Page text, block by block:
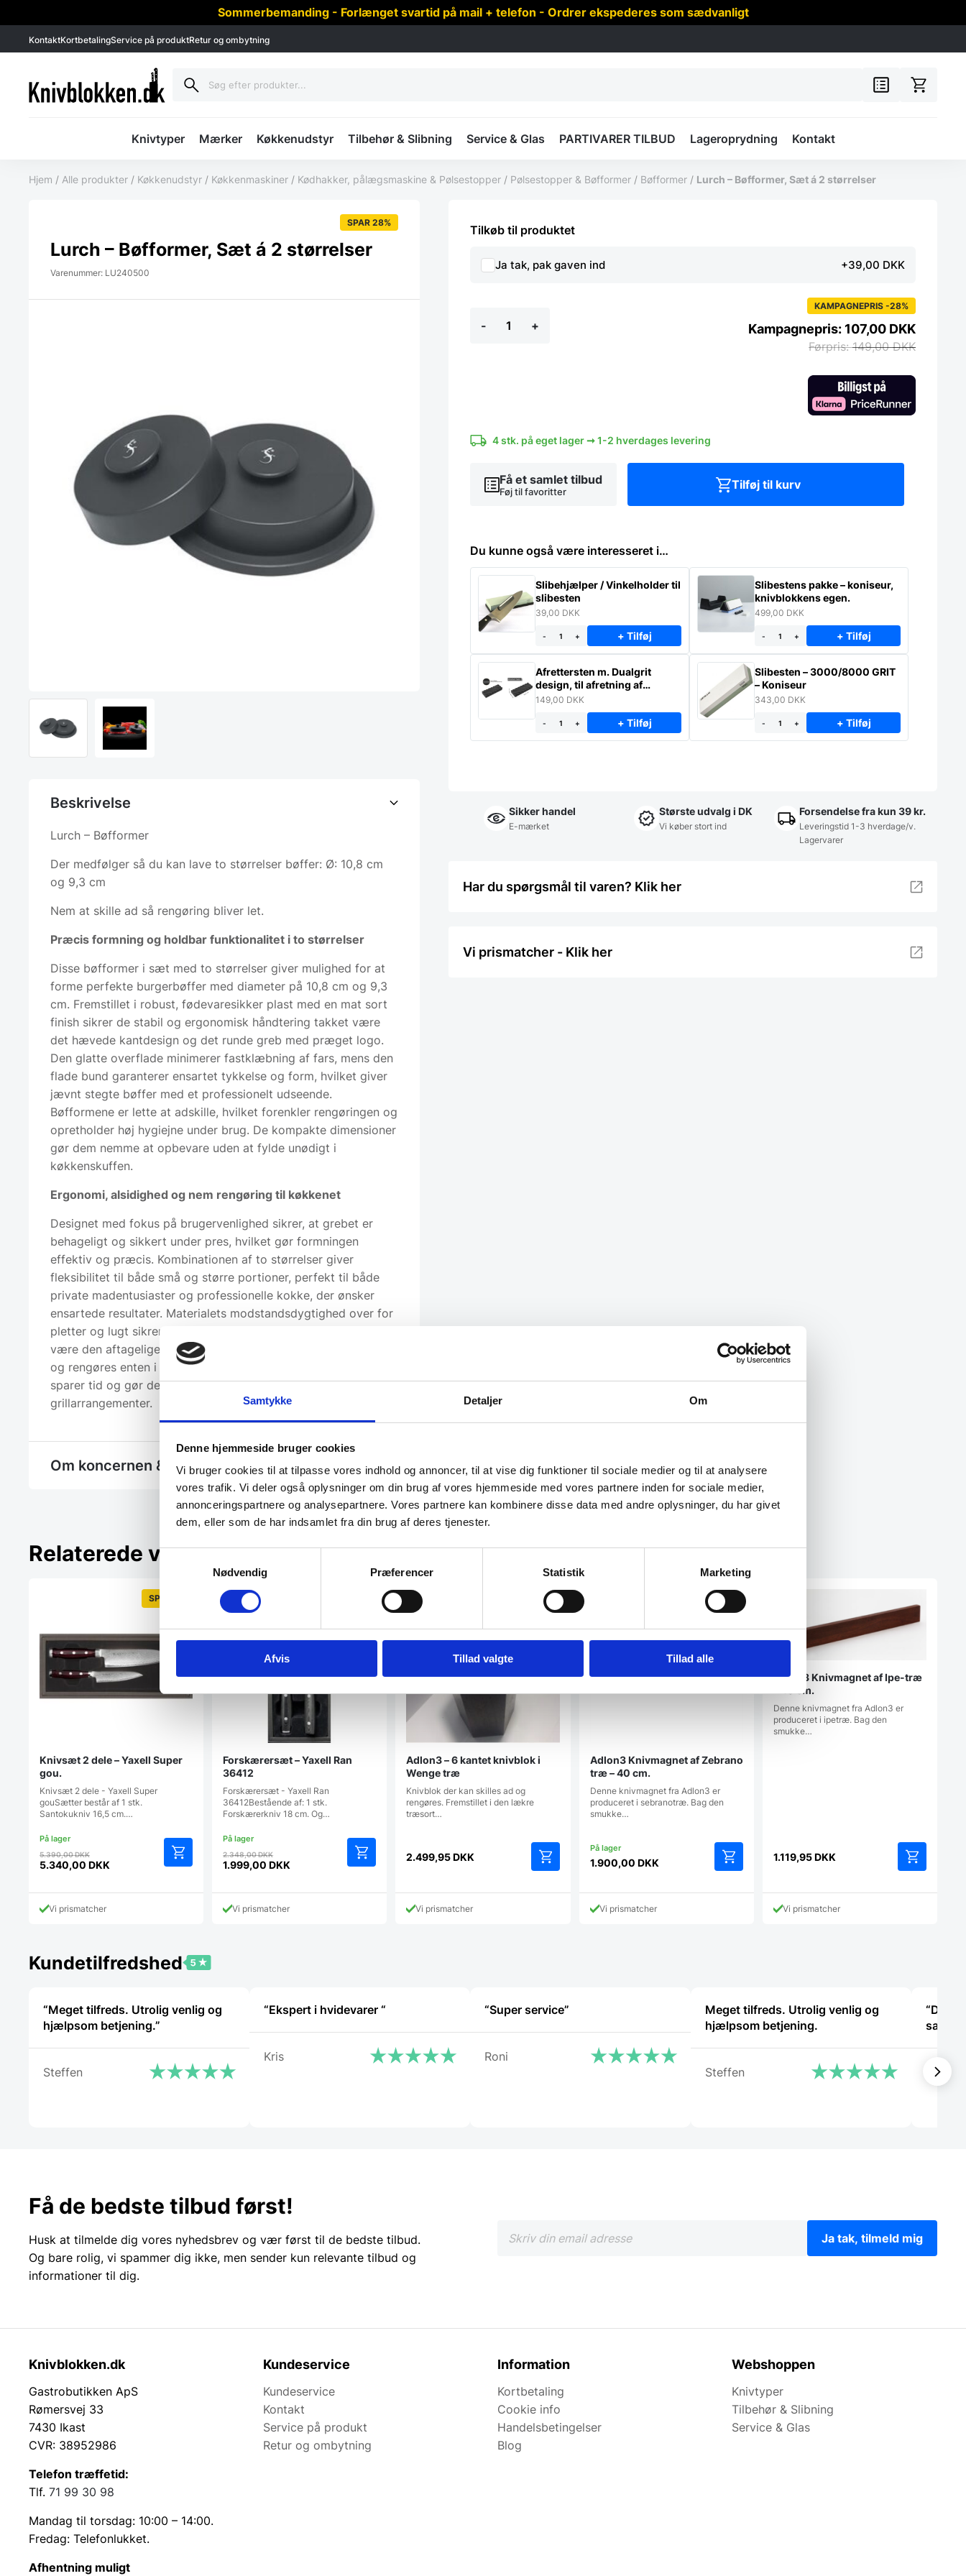
Samtykke Detaljer Om
Denne hjemmeside bruger cookies
Vi bruger cookies til at tilpasse vores indhold og annoncer, til at vise dig funktioner til sociale medier og til at analysere
vores trafik. Vi deler også oplysninger om din brug af vores hjemmeside med vores partnere inden for sociale medier,
annonceringspartnere og analysepartnere. Vores partnere kan kombinere disse data med andre oplysninger, du har givet
dem, eller som de har indsamlet fra din brug af deres tjenester.
Samtykkevalg
Nødvendig
Præferencer Statistik Marketing
Afvis Tillad valgte Tillad alle
Sommerbemanding - Forlænget svartid på mail + telefon - Ordrer ekspederes som sædvanligt
KontaktKortbetalingService på produktRetur og ombytning
Knivtyper Mærker Køkkenudstyr Tilbehør & Slibning Service & Glas PARTIVARER TILBUD Lageroprydning Kontakt
Hjem / Alle produkter / Køkkenudstyr / Køkkenmaskiner / Kødhakker, pålægsmaskine & Pølsestopper / Pølsestopper & Bøfformer / Bøfformer / Lurch – Bøfformer, Sæt á 2 størrelser
SPAR 28%
Lurch – Bøfformer, Sæt á 2 størrelser
Varenummer: LU240500
Beskrivelse
Lurch – Bøfformer
Der medfølger så du kan lave to størrelser bøffer: Ø: 10,8 cm
og 9,3 cm
Nem at skille ad så rengøring bliver let.
Præcis formning og holdbar funktionalitet i to størrelser
Disse bøfformer i sæt med to størrelser giver mulighed for at
forme perfekte burgerbøffer med diameter på 10,8 cm og 9,3
cm. Fremstillet i robust, fødevaresikker plast med en mat sort
finish sikrer de stabil og ergonomisk håndtering takket være
det hævede kantdesign og det runde greb med præget logo.
Den glatte overflade minimerer fastklæbning af fars, mens den
flade bund garanterer ensartet tykkelse og form, hvilket giver
jævnt stegte bøffer med et professionelt udseende.
Bøfformene er lette at adskille, hvilket forenkler rengøringen og
opretholder høj hygiejne under brug. De kompakte dimensioner
gør dem nemme at opbevare uden at fylde unødigt i
køkkenskuffen.
Ergonomi, alsidighed og nem rengøring til køkkenet
Designet med fokus på brugervenlighed sikrer, at grebet er
behageligt og sikkert under pres, hvilket gør formningen
effektiv og præcis. Kombinationen af to størrelser giver
fleksibilitet til både små og større portioner, perfekt til både
private madentusiaster og professionelle kokke, der ønsker
ensartede resultater. Materialets modstandsdygtighed over for
pletter og lugt sikrer langvarig brug uden forringelse. Takket
være den aftagelige konstruktion kan formene hurtigt skilles ad
og rengøres enten i hånden eller i opvaskemaskinen, hvilket
sparer tid og gør dem ideelle til travle køkkener og
grillarrangementer.
Om koncernen & god kvalitet
Tilkøb til produktet
Ja tak, pak gaven ind +39,00 DKK
- +
KAMPAGNEPRIS -28%
149,00DKK
107,00 DKK
4 stk. på eget lager ➞ 1-2 hverdages levering
Få et samlet tilbud
Føj til favoritter Tilføj til kurv
Du kunne også være interesseret i…
Slibehjælper / Vinkelholder til
slibesten
39,00 DKK
- + + Tilføj
Afrettersten m. Dualgrit
design, til afretning af
slibesten
149,00 DKK
- + + Tilføj
Slibestens pakke – koniseur,
knivblokkens egen.
499,00 DKK
- + + Tilføj
Slibesten – 3000/8000 GRIT
– Koniseur
343,00 DKK
- + + Tilføj
Sikker handel
E-mærket
Største udvalg i DK
Vi køber stort ind
Forsendelse fra kun 39 kr.
Leveringstid 1-3 hverdage/v.
Lagervarer
Har du spørgsmål til varen? Klik her
Vi prismatcher - Klik her
Relaterede varer
SPAR 1%
Knivsæt 2 dele – Yaxell Super
gou.
Knivsæt 2 dele - Yaxell Super
gouSætter består af 1 stk.
Santokukniv 16,5 cm.…
5.390,00DKKDen
oprindelige
var:
5.390,00 DKK.
5.340,00 DKK
aktuelle
pris
er:Vi prismatcher
Forskærersæt – Yaxell Ran
36412
Forskærersæt - Yaxell Ran
36412Bestående af: 1 stk.
Forskærerkniv 18 cm. Og…
2.348,00DKKDen
oprindelige
var:
2.348,00 DKK.
1.999,00DKK
aktuelle
pris
er:Vi prismatcher
Adlon3 – 6 kantet knivblok i
Wenge træ
Knivblok der kan skilles ad og
rengøres. Fremstillet i den lækre
træsort…
2.499,95DKK
Vi prismatcher
Adlon3 Knivmagnet af Zebrano
træ – 40 cm.
Denne knivmagnet fra Adlon3 er
produceret i sebranotræ. Bag den
smukke…
1.900,00 DKK
Vi prismatcher
Adlon3 Knivmagnet af Ipe-træ
– 40 cm.
Denne knivmagnet fra Adlon3 er
produceret i ipetræ. Bag den
smukke…
1.119,95DKK
Vi prismatcher
Kundetilfredshed
“Meget tilfreds. Utrolig venlig og
hjælpsom betjening.”
Steffen
“Ekspert i hvidevarer “
Kris
“Super service”
Roni
Meget tilfreds. Utrolig venlig og
hjælpsom betjening.
Steffen
“Det
Käthe
Få de bedste tilbud først!
Husk at tilmelde dig vores nyhedsbrev og vær først til de bedste tilbud.
Og bare rolig, vi spammer dig ikke, men sender kun relevante tilbud og
informationer til dig.
Ja tak, tilmeld mig
Knivblokken.dk
Gastrobutikken ApS
Rømersvej 33
7430 Ikast
CVR: 38952986
Telefon træffetid:
Tlf. 71 99 30 98
Mandag til torsdag: 10:00 – 14:00.
Fredag: Telefonlukket.
Afhentning muligt
Kundeservice
Kundeservice
Kontakt
Service på produkt
Retur og ombytning
Information
Kortbetaling
Cookie info
Handelsbetingelser
Blog
Webshoppen
Knivtyper
Tilbehør & Slibning
Service & Glas